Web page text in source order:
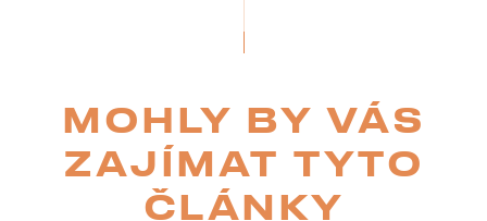
MOHLY BY VÁS
ZAJÍMAT TYTO
ČLÁNKY